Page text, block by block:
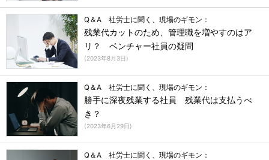
Q＆A 社労士に聞く、現場のギモン：
残業代カットのため、管理職を増やすのはア
リ？ ベンチャー社員の疑問
(2023年8月3日)
Q＆A 社労士に聞く、現場のギモン：
勝手に深夜残業する社員 残業代は支払うべ
き？
(2023年6月29日)
Q＆A 社労士に聞く、現場のギモン：